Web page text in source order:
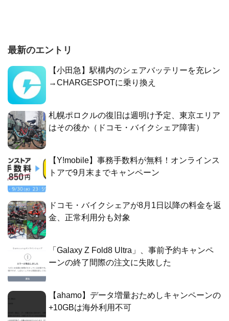
最新のエントリ
【小田急】駅構内のシェアバッテリーを充レン
→CHARGESPOTに乗り換え
札幌ポロクルの復旧は週明け予定、東京エリア
はその後か（ドコモ・バイクシェア障害）
【Y!mobile】事務手数料が無料！オンラインス
トアで9月末までキャンペーン
ドコモ・バイクシェアが8月1日以降の料金を返
金、正常利用分も対象
「Galaxy Z Fold8 Ultra」、事前予約キャンペ
ーンの終了間際の注文に失敗した
【ahamo】データ増量おためしキャンペーンの
+10GBは海外利用不可